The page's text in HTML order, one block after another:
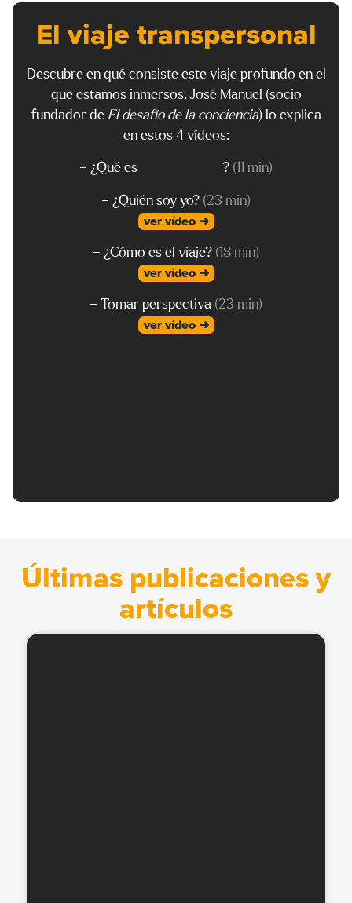
El viaje transpersonal
Descubre en qué consiste este viaje profundo en el
que estamos inmersos. José Manuel (socio
fundador de El desafío de la conciencia) lo explica
en estos 4 vídeos:
– ¿Qué es ? (11 min)
– ¿Quién soy yo? (23 min)
ver vídeo ➜
– ¿Cómo es el viaje? (18 min)
ver vídeo ➜
– Tomar perspectiva (23 min)
ver vídeo ➜
Últimas publicaciones y
artículos